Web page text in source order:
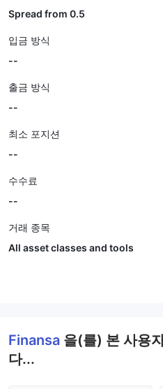
Spread from 0.5
입금 방식
--
출금 방식
--
최소 포지션
--
수수료
--
거래 종목
All asset classes and tools
Finansa 을(를) 본 사용
다...